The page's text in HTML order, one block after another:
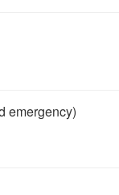
emergency)